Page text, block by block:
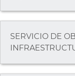
SERVICIO DE